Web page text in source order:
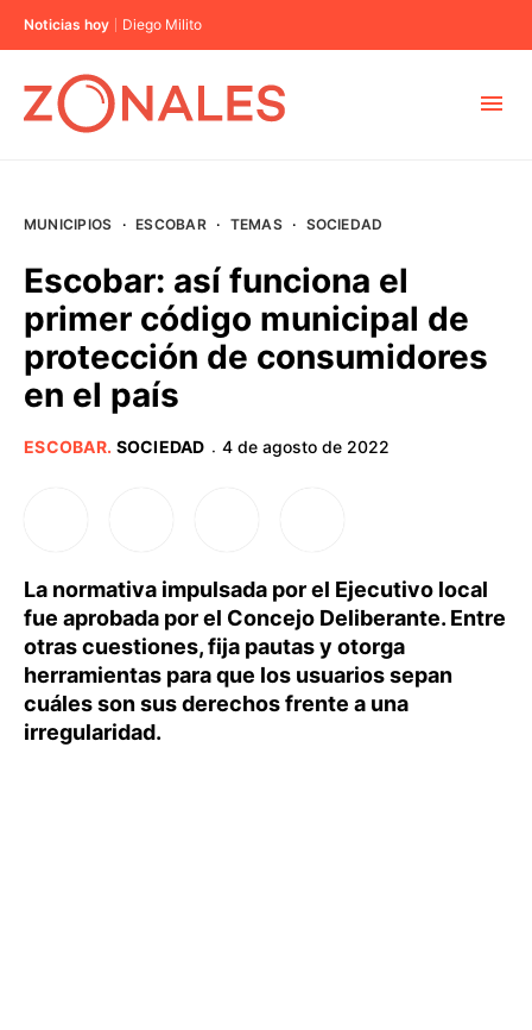
Noticias hoy Diego Milito
BUENOS AIRES
PROVINCIAS
MUNICIPIOS · ESCOBAR · TEMAS · SOCIEDAD
Escobar: así funciona el
primer código municipal de
protección de consumidores
en el país
ESCOBAR. SOCIEDAD · 4 de agosto de 2022
La normativa impulsada por el Ejecutivo local
fue aprobada por el Concejo Deliberante. Entre
otras cuestiones, fija pautas y otorga
herramientas para que los usuarios sepan
cuáles son sus derechos frente a una
irregularidad.